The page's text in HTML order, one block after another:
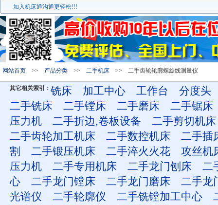
加入机床通沟通更轻松!!!
网站首页 >> 产品分类 >> 二手机床 >> 二手齿轮轮廓螺旋线测量仪
其它相关索引： 铣床 加工中心 工作台
分度头
二手铣床
二手镗床 二手磨床
二手锯床
压力机
二手折边,卷板设备
二手剪切机床
二手齿轮加工机床
二手数控机床
二手插
割
二手锻压机床 二手淬火火花
攻丝机
压力机
二手专用机床 二手龙门刨床
二
心
二手龙门镗床 二手龙门磨床
二手龙
光谱仪
二手轮廓仪 二手铣镗加工中心